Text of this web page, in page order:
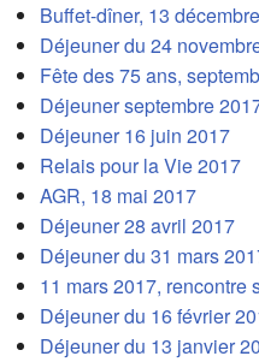
Buffet-dîner, 13
Déjeuner du 24
Fête des 75 ans,
Déjeuner septembre
Déjeuner 16 juin 2017
Relais pour la Vie 2017
AGR, 18 mai 2017
Déjeuner 28 avril 2017
Déjeuner du 31 mars
11 mars 2017, rencontre
Déjeuner du 16 février
Déjeuner du 13 janvier